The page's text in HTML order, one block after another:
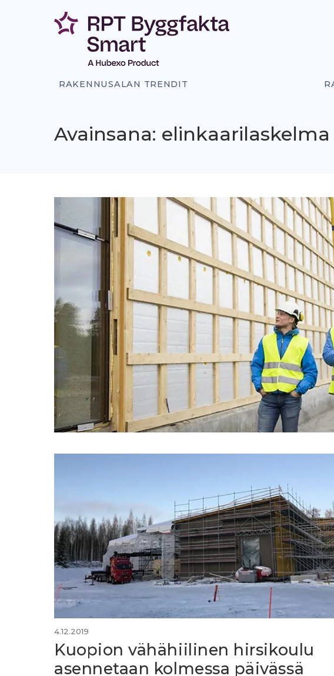
RAKENNUSALAN TRENDIT
Avainsana: elinkaarilaskelma
4.12.2019
Kuopion vähähiilinen hirsikoulu
asennetaan kolmessa päivässä